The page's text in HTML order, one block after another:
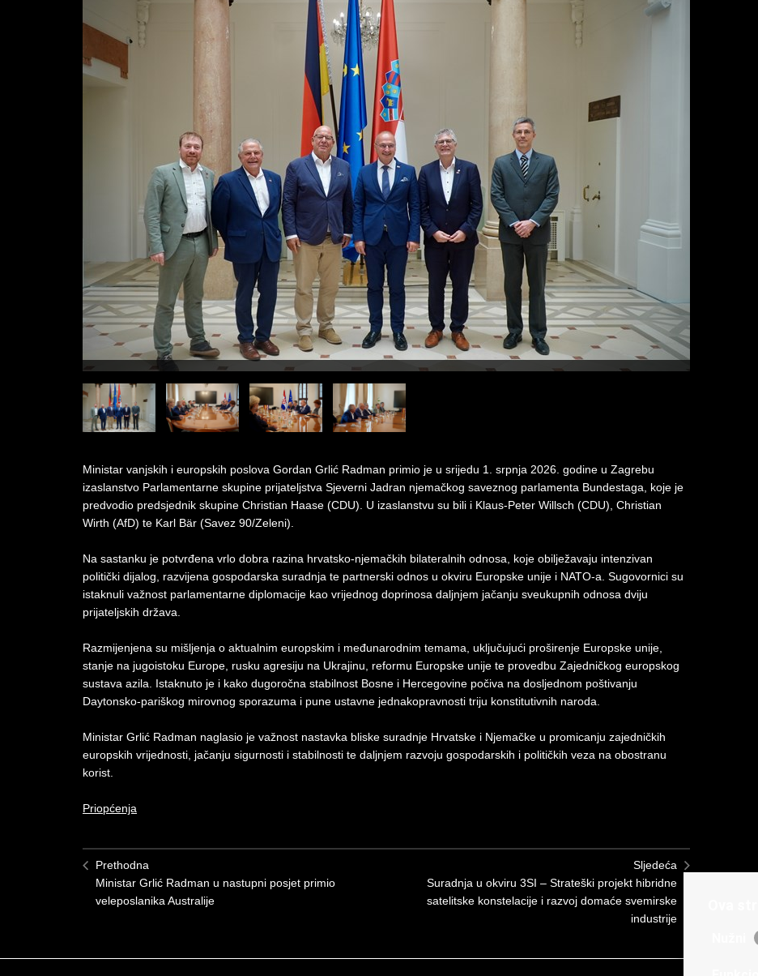
Ministar vanjskih i europskih poslova Gordan Grlić Radman primio je u srijedu 1. srpnja 2026. godine u Zagrebu
izaslanstvo Parlamentarne skupine prijateljstva Sjeverni Jadran njemačkog saveznog parlamenta Bundestaga, koje je
predvodio predsjednik skupine Christian Haase (CDU). U izaslanstvu su bili i Klaus-Peter Willsch (CDU), Christian
Wirth (AfD) te Karl Bär (Savez 90/Zeleni).
Na sastanku je potvrđena vrlo dobra razina hrvatsko-njemačkih bilateralnih odnosa, koje obilježavaju intenzivan
politički dijalog, razvijena gospodarska suradnja te partnerski odnos u okviru Europske unije i NATO-a. Sugovornici su
istaknuli važnost parlamentarne diplomacije kao vrijednog doprinosa daljnjem jačanju sveukupnih odnosa dviju
prijateljskih država.
Razmijenjena su mišljenja o aktualnim europskim i međunarodnim temama, uključujući proširenje Europske unije,
stanje na jugoistoku Europe, rusku agresiju na Ukrajinu, reformu Europske unije te provedbu Zajedničkog europskog
sustava azila. Istaknuto je i kako dugoročna stabilnost Bosne i Hercegovine počiva na dosljednom poštivanju
Daytonsko-pariškog mirovnog sporazuma i pune ustavne jednakopravnosti triju konstitutivnih naroda.
Ministar Grlić Radman naglasio je važnost nastavka bliske suradnje Hrvatske i Njemačke u promicanju zajedničkih
europskih vrijednosti, jačanju sigurnosti i stabilnosti te daljnjem razvoju gospodarskih i političkih veza na obostranu
korist.
Priopćenja
Prethodna
Ministar Grlić Radman u nastupni posjet primio
veleposlanika Australije
Sljedeća
Suradnja u okviru 3SI – Strateški projekt hibridne
satelitske konstelacije i razvoj domaće svemirske
industrije